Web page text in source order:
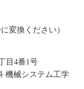
変換ください）
目4番1号
機械システム工学